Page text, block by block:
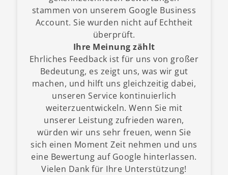
stammen von unserem Google Business
Account. Sie wurden nicht auf Echtheit
überprüft.
Ihre Meinung zählt
Ehrliches Feedback ist für uns von großer
Bedeutung, es zeigt uns, was wir gut
machen, und hilft uns gleichzeitig dabei,
unseren Service kontinuierlich
weiterzuentwickeln. Wenn Sie mit
unserer Leistung zufrieden waren,
würden wir uns sehr freuen, wenn Sie
sich einen Moment Zeit nehmen und uns
eine Bewertung auf Google hinterlassen.
Vielen Dank für Ihre Unterstützung!